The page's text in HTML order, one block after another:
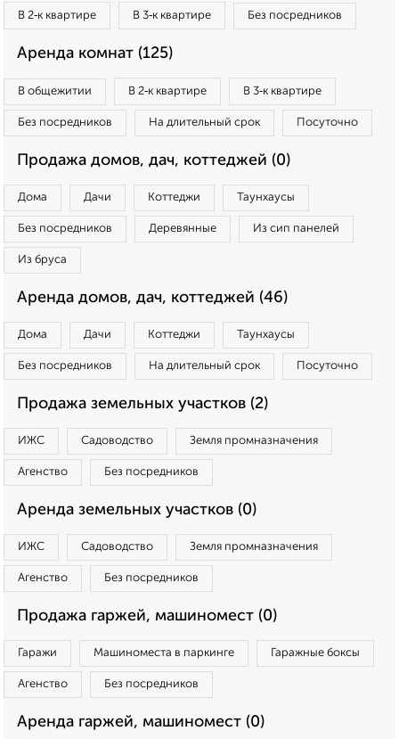
В 2‑к квартире В 3‑к квартире Без посредников
Аренда комнат (125)
В общежитии В 2‑к квартире В 3‑к квартире
Без посредников На длительный срок Посуточно
Продажа домов, дач, коттеджей (0)
Дома Дачи Коттеджи Таунхаусы
Без посредников Деревянные Из сип панелей
Из бруса
Аренда домов, дач, коттеджей (46)
Дома Дачи Коттеджи Таунхаусы
Без посредников На длительный срок Посуточно
Продажа земельных участков (2)
ИЖС Садоводство Земля промназначения
Агенство Без посредников
Аренда земельных участков (0)
ИЖС Садоводство Земля промназначения
Агенство Без посредников
Продажа гаржей, машиномест (0)
Гаражи Машиноместа в паркинге Гаражные боксы
Агенство Без посредников
Аренда гаржей, машиномест (0)